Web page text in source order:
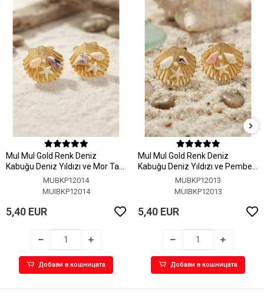
MuI MuI Gold Renk Deniz
Kabuğu Deniz Yıldızı ve Mor Taş
Detaylı KüpeMUBKP12014
MUIBKP12014
5,40 EUR
Добави в кошницата
MuI MuI Gold Renk Deniz
Kabuğu Deniz Yıldızı ve Pembe
Taş Detaylı Küpe
MUBKP12013
MUIBKP12013
5,40 EUR
Добави в кошницата